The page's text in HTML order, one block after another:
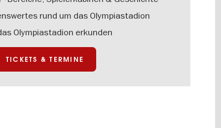
rund um das Olympiastadion
Olympiastadion erkunden
TICKETS & TERMINE